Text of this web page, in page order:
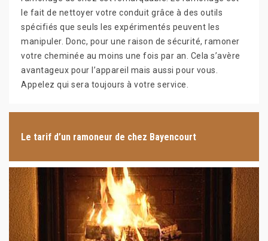
le fait de nettoyer votre conduit grâce à des outils
spécifiés que seuls les expérimentés peuvent les
manipuler. Donc, pour une raison de sécurité, ramoner
votre cheminée au moins une fois par an. Cela s’avère
avantageux pour l’appareil mais aussi pour vous.
Appelez qui sera toujours à votre service.
Le tarif d’un ramoneur de chez Bayencourt